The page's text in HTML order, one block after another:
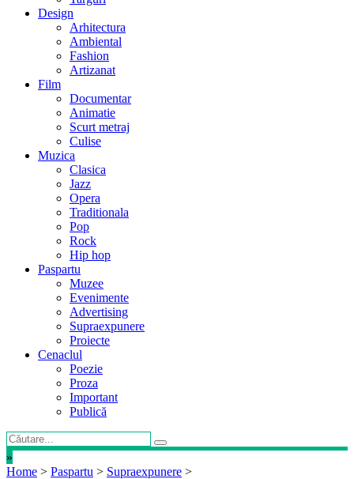
Design
Arhitectura
Ambiental
Fashion
Artizanat
Film
Documentar
Animatie
Scurt metraj
Culise
Muzica
Clasica
Jazz
Opera
Traditionala
Pop
Rock
Hip hop
Paspartu
Muzee
Evenimente
Advertising
Supraexpunere
Proiecte
Cenaclul
Poezie
Proza
Important
Publică
»
Home > Paspartu > Supraexpunere >